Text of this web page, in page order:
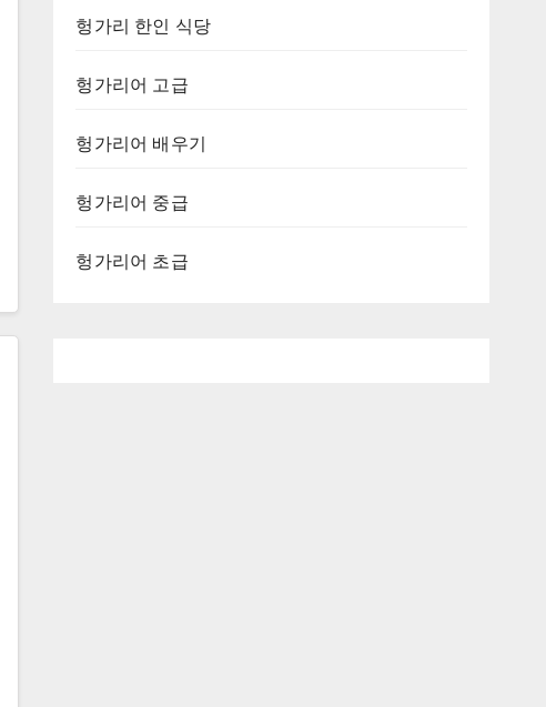
헝가리 한인 식당
헝가리어 고급
헝가리어 배우기
헝가리어 중급
헝가리어 초급